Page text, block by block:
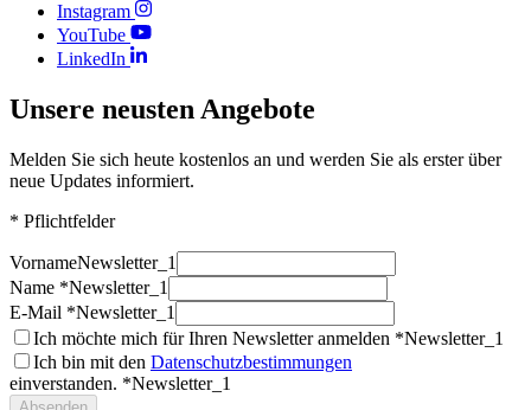
Instagram
YouTube
LinkedIn
Unsere neusten Angebote
Melden Sie sich heute kostenlos an und werden Sie als erster über
neue Updates informiert.
* Pflichtfelder
VornameNewsletter_1
Name *Newsletter_1
E-Mail *Newsletter_1
Ich möchte mich für Ihren Newsletter anmelden *Newsletter_1
Ich bin mit den Datenschutzbestimmungen
einverstanden. *Newsletter_1